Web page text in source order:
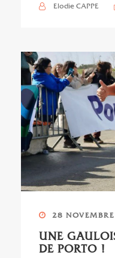
Elodie CAPPE
28
UNE
DE PORTO !